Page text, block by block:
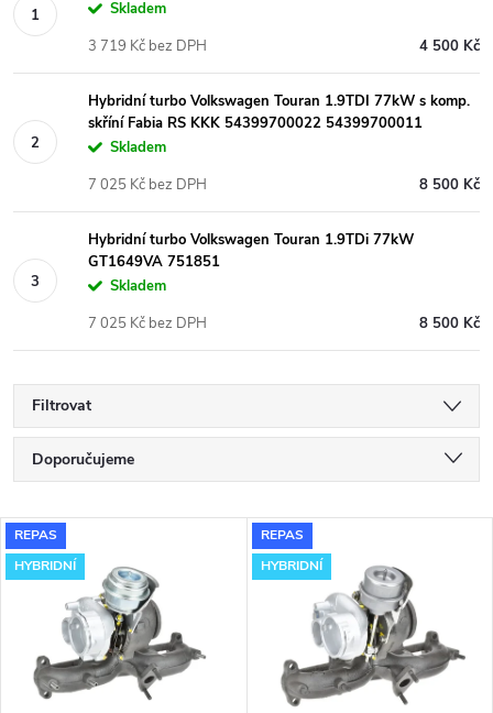
Skladem
4 500 Kč
3 719 Kč bez DPH
Hybridní turbo Volkswagen Touran 1.9TDI 77kW s komp.
skříní Fabia RS KKK 54399700022 54399700011
Skladem
8 500 Kč
7 025 Kč bez DPH
Hybridní turbo Volkswagen Touran 1.9TDi 77kW
GT1649VA 751851
Skladem
8 500 Kč
7 025 Kč bez DPH
Filtrovat
Ř
a
z
n
Doporučujeme
Nejdražší
Nejprodávanější
Abecedně
V
ý
p
REPAS
HYBRIDNÍ
REPAS
HYBRIDNÍ